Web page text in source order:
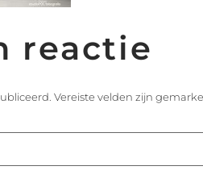
reactie
Vereiste velden zijn